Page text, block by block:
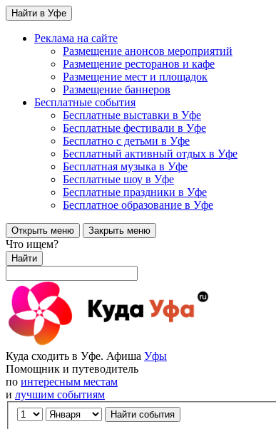
Найти в Уфе
Реклама на сайте
Размещение анонсов мероприятий
Размещение ресторанов и кафе
Размещение мест и площадок
Размещение баннеров
Бесплатные события
Бесплатные выставки в Уфе
Бесплатные фестивали в Уфе
Бесплатно с детьми в Уфе
Бесплатный активный отдых в Уфе
Бесплатная музыка в Уфе
Бесплатные шоу в Уфе
Бесплатные праздники в Уфе
Бесплатное образование в Уфе
Открыть меню Закрыть меню
Что ищем?
Найти
Куда сходить в Уфе. Афиша Уфы
Помощник и путеводитель
по интересным местам
и лучшим событиям